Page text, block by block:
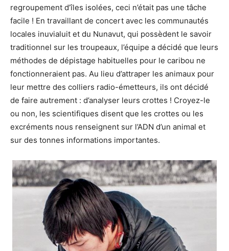
regroupement d’îles isolées, ceci n’était pas une tâche
facile ! En travaillant de concert avec les communautés
locales inuvialuit et du Nunavut, qui possèdent le savoir
traditionnel sur les troupeaux, l’équipe a décidé que leurs
méthodes de dépistage habituelles pour le caribou ne
fonctionneraient pas. Au lieu d’attraper les animaux pour
leur mettre des colliers radio-émetteurs, ils ont décidé
de faire autrement : d’analyser leurs crottes ! Croyez-le
ou non, les scientifiques disent que les crottes ou les
excréments nous renseignent sur l’ADN d’un animal et
sur des tonnes informations importantes.